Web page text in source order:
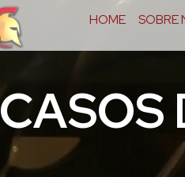
HOME SOBRE
CASOS